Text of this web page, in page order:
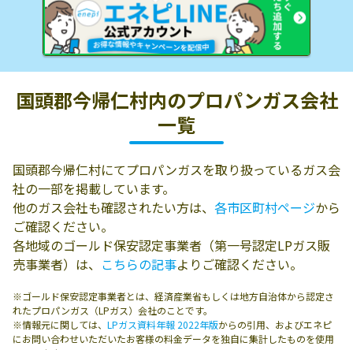
国頭郡今帰仁村内のプロパンガス会社
一覧
国頭郡今帰仁村にてプロパンガスを取り扱っているガス会
社の一部を掲載しています。
他のガス会社も確認されたい方は、 各市区町村ページから
ご確認ください。
各地域のゴールド保安認定事業者（第一号認定LPガス販
売事業者）は、 こちらの記事よりご確認ください。
※ゴールド保安認定事業者とは、経済産業省もしくは地方自治体から認定さ
れたプロパンガス（LPガス）会社のことです。
※情報元に関しては、 LPガス資料年報 2022年版からの引用、およびエネピ
にお問い合わせいただいたお客様の料金データを独自に集計したものを使用